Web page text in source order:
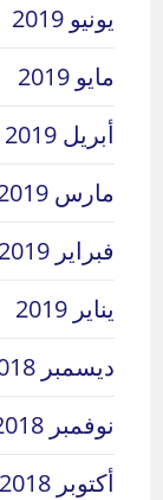
يونيو 2019
مايو 2019
أبريل 2019
مارس 2019
فبراير 2019
يناير 2019
ديسمبر 2018
نوفمبر 2018
أكتوبر 2018